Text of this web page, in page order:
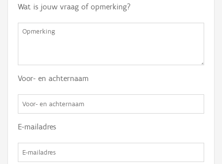
Wat is jouw vraag of opmerking?
Voor- en achternaam
E-mailadres